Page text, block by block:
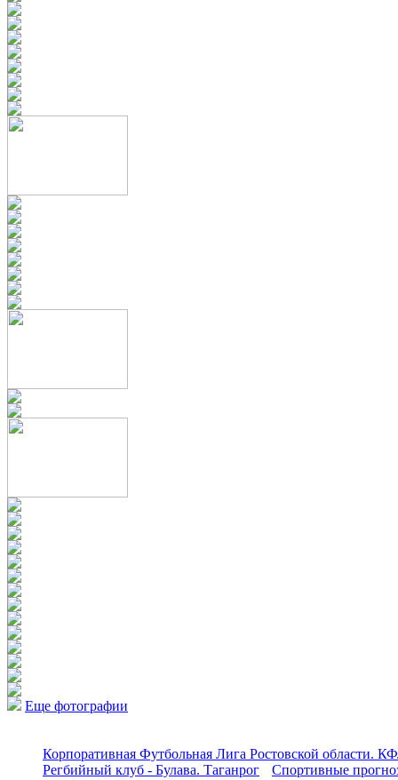
Еще фотографии
Корпоративная Футбольная Лига Ростовской области.
Регбийный клуб - Булава. Таганрог
Спортивные